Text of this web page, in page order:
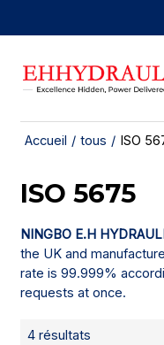
Accueil / tous / ISO
ISO 5675
NINGBO E.H
the UK and
rate is 99.999%
requests at once.
4 résultats